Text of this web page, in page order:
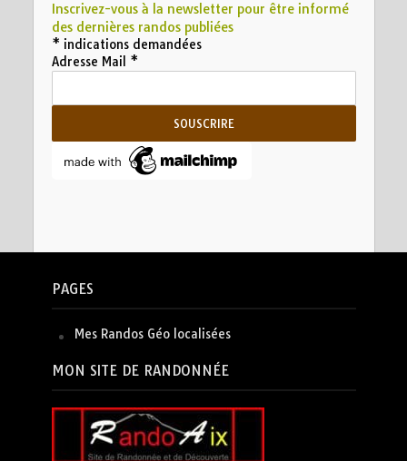
Inscrivez-vous à la newsletter pour être informé
des dernières randos publiées
* indications demandées
Adresse Mail *
PAGES
Mes Randos Géo localisées
MON SITE DE RANDONNÉE